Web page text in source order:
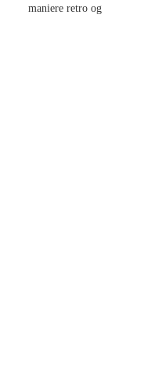
maniere retro og